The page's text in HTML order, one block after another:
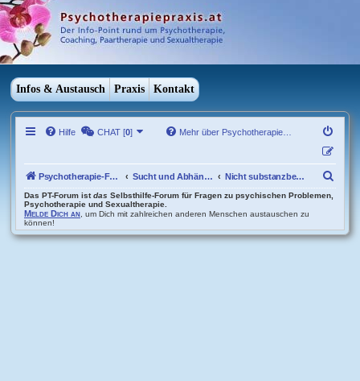
Infos & Austausch Praxis Kontakt
Hilfe CHAT [0] Mehr über Psychotherapie…
Psychotherapie-Forum Übersicht Sucht und Abhängigkeit Nicht substanzbezogene Abhängigkeiten
h
Das PT-Forum istdas Selbsthilfe-Forum für Fragen zu psychischen Problemen,
Psychotherapie und Sexualtherapie.
Melde Dich an , um Dich mit zahlreichen anderen Menschen austauschen zu
können!